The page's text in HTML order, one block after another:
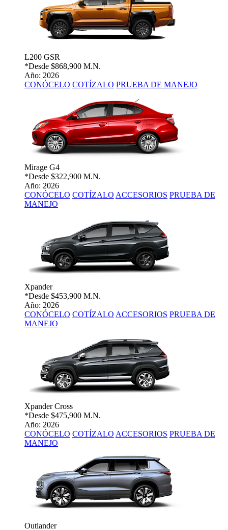
L200 GSR
*Desde $868,900 M.N.
Año: 2026
CONÓCELO COTÍZALO PRUEBA DE MANEJO
Mirage G4
*Desde $322,900 M.N.
Año: 2026
CONÓCELO COTÍZALO ACCESORIOS PRUEBA DE
MANEJO
Xpander
*Desde $453,900 M.N.
Año: 2026
CONÓCELO COTÍZALO ACCESORIOS PRUEBA DE
MANEJO
Xpander Cross
*Desde $475,900 M.N.
Año: 2026
CONÓCELO COTÍZALO ACCESORIOS PRUEBA DE
MANEJO
Outlander